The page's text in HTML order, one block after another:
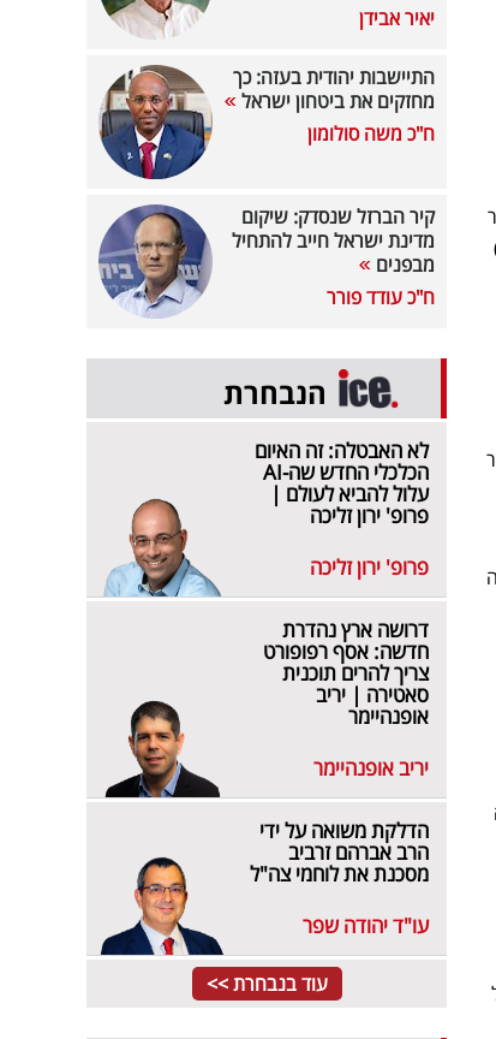
יאיר אבידן
התיישבות יהודית בעזה: כך
מחזקים את ביטחון ישראל
ח"כ משה סולומון
קיר הברזל שנסדק: שיקום
מדינת ישראל חייב להתחיל
מבפנים
ח"כ עודד פורר
הנבחרת
לא האבטלה: זה האיום
הכלכלי החדש שה-AI
עלול להביא לעולם |
פרופ' ירון זליכה
פרופ' ירון זליכה
דרושה ארץ נהדרת
חדשה: אסף רפופורט
צריך להרים תוכנית
סאטירה | יריב
אופנהיימר
יריב אופנהיימר
הדלקת משואה על ידי
הרב אברהם זרביב
מסכנת את לוחמי צה"ל
עו"ד יהודה שפר
עוד בנבחרת >>